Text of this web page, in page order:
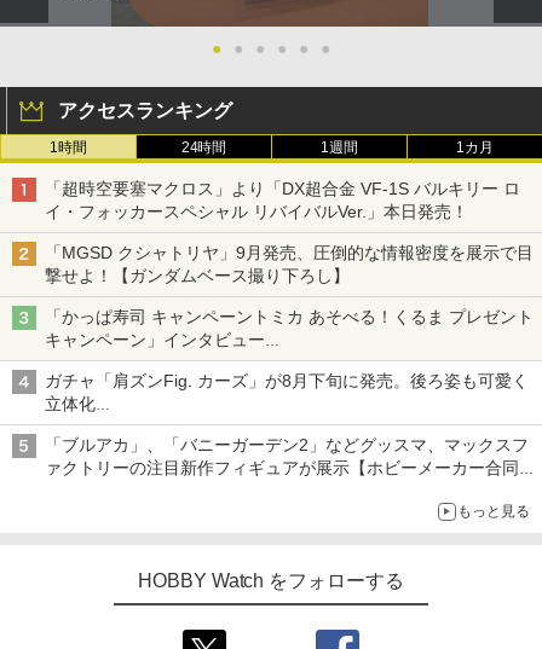
● ● ● ● ● ●
アクセスランキング
1時間 24時間 1週間 1カ月
「超時空要塞マクロス」より「DX超合金 VF-1S バルキリー ロ
イ・フォッカースペシャル リバイバルVer.」本日発売！
「MGSD クシャトリヤ」9月発売、圧倒的な情報密度を展示で目
撃せよ！【ガンダムベース撮り下ろし】
「かっぱ寿司 キャンペーントミカ あそべる！くるま プレゼント
キャンペーン」インタビュー
子どもが楽しめるかっぱ寿司ならではの体験とコラボの楽しさを
追求
ガチャ「肩ズンFig. カーズ」が8月下旬に発売。後ろ姿も可愛く
立体化
ライトニング・マックィーンやメーターなど4種がラインナップ
「ブルアカ」、「バニーガーデン2」などグッスマ、マックスフ
ァクトリーの注目新作フィギュアが展示【ホビーメーカー合同展
もっと見る
HOBBY Watch をフォローする